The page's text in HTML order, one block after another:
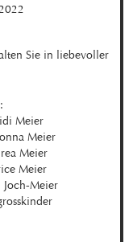
Sie in liebevoller
Meier
Meier
Meier
Meier
Meier